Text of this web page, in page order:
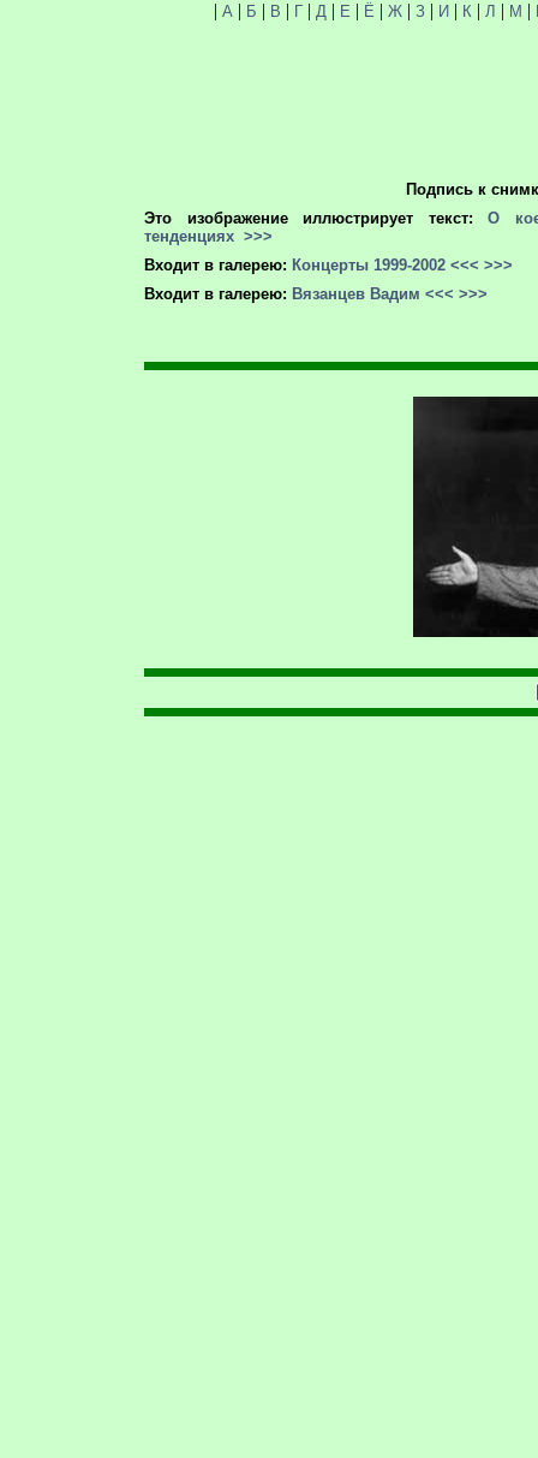
| А | Б | В | Г| Д | Е | Ё | Ж| З| И| К | Л | М |
Подпись к
Это изображение иллюстрирует текст: О
тенденциях >>>
Входит в галерею: Концерты 1999-2002 <<< >>>
Входит в галерею: Вязанцев Вадим <<< >>>